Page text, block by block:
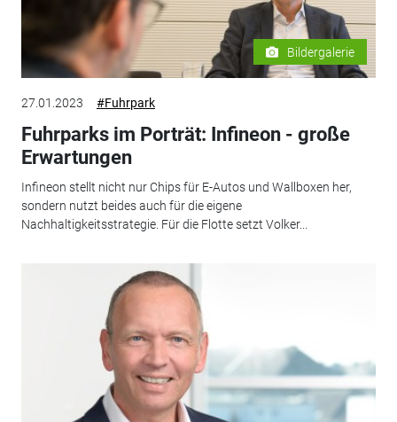
Bildergalerie
27.01.2023 #Fuhrpark
Fuhrparks im Porträt: Infineon - große
Erwartungen
Infineon stellt nicht nur Chips für E-Autos und Wallboxen her,
sondern nutzt beides auch für die eigene
Nachhaltigkeitsstrategie. Für die Flotte setzt Volker...